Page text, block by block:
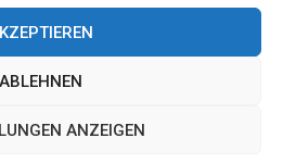
ABLEHNEN
ANZEIGEN